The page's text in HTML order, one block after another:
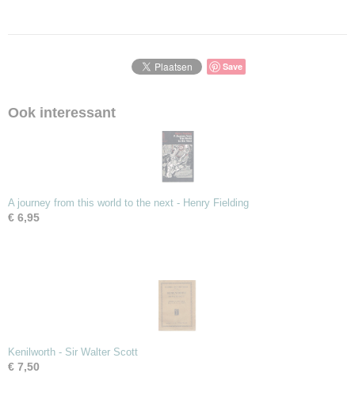
Save
Ook interessant
A journey from this world to the next - Henry Fielding
€ 6,95
Kenilworth - Sir Walter Scott
€ 7,50